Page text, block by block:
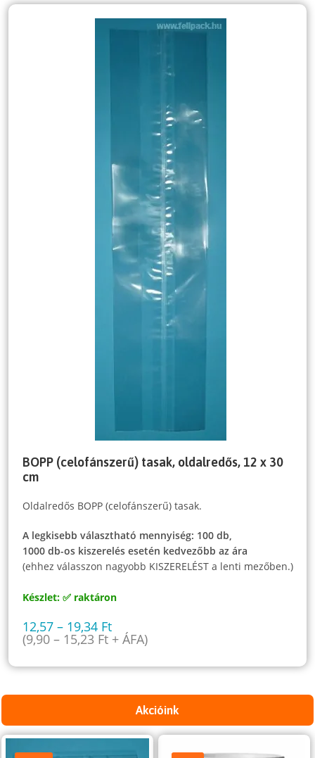
BOPP (celofánszerű) tasak, oldalredős, 12 x 30
cm
Oldalredős BOPP (celofánszerű) tasak.
A legkisebb választható mennyiség: 100 db,
1000 db-os kiszerelés esetén kedvezőbb az ára
(ehhez válasszon nagyobb KISZERELÉST a lenti mezőben.)
Készlet: ✅ raktáron
12,57– 19,34 Ft
(9,90– 15,23 Ft + ÁFA)
Akcióink